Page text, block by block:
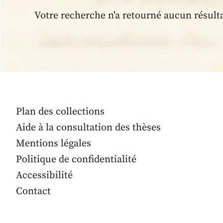
Votre recherche n'a retourné aucun
Plan des collections
Aide à la consultation des thèses
Mentions légales
Politique de confidentialité
Accessibilité
Contact